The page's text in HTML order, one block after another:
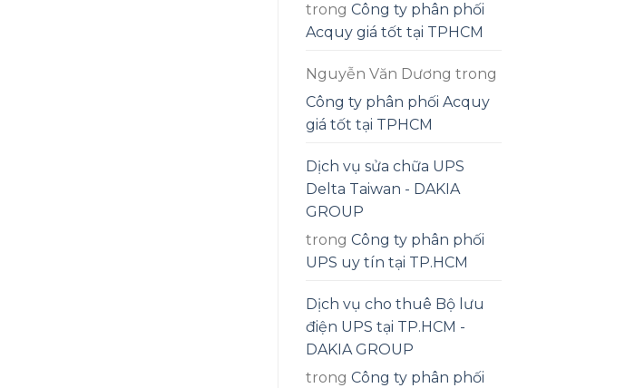
trong Công ty phân phối
Acquy giá tốt tại TPHCM
Nguyễn Văn Dương trong
Công ty phân phối Acquy
giá tốt tại TPHCM
Dịch vụ sửa chữa UPS
Delta Taiwan - DAKIA
GROUP
trong Công ty phân phối
UPS uy tín tại TP.HCM
Dịch vụ cho thuê Bộ lưu
điện UPS tại TP.HCM -
DAKIA GROUP
trong Công ty phân phối